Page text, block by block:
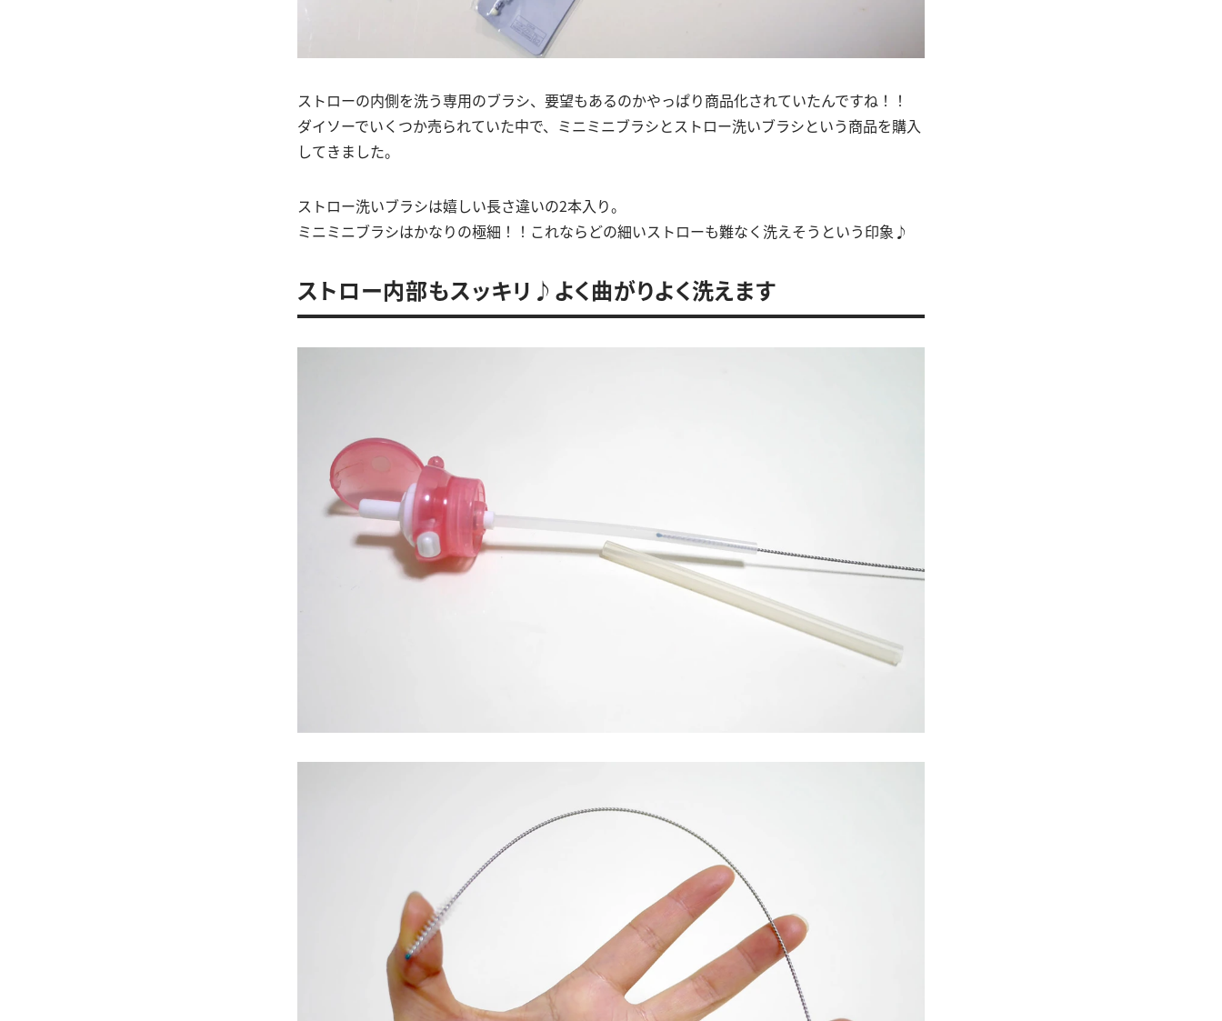
ストローの内側を洗う専用のブラシ、要望もあるのかやっぱり商品化されていたんですね！！
ダイソーでいくつか売られていた中で、ミニミニブラシとストロー洗いブラシという商品を購入
してきました。
ストロー洗いブラシは嬉しい長さ違いの2本入り。
ミニミニブラシはかなりの極細！！これならどの細いストローも難なく洗えそうという印象♪
ストロー内部もスッキリ♪よく曲がりよく洗えます